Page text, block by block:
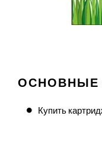
ОСНОВНЫЕ
Купить